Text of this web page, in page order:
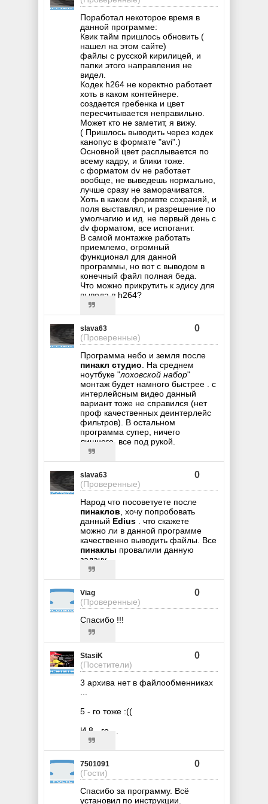
Поработал некоторое время в
данной программе:
Квик тайм пришлось обновить (
нашел на этом сайте)
файлы с русской кирилицей, и
папки этого направления не
видел.
Кодек h264 не коректно работает
хоть в каком контейнере.
создается гребенка и цвет
пересчитывается неправильно.
Может кто не заметит, я вижу.
( Пришлось выводить через кодек
канопус в формате "avi".)
Основной цвет расплывается по
всему кадру, и блики тоже.
с форматом dv не работает
вообще, не выведешь нормально,
лучше сразу не заморачиватся.
Хоть в каком формвте сохраняй, и
поля выставлял, и разрешение по
умолчагию и ид. не первый день с
dv форматом, все испоганит.
В самой монтажке работать
приемлемо, огромный
функционал для данной
программы, но вот с выводом в
конечный файл полная беда.
Что можно прикрутить к эдису для
вывода в h264?
slava63
(Проверенные)
0
Программа небо и земля после
пинакл студио . На среднем
ноутбуке "лоховской набор"
монтаж будет намного быстрее . с
интерлейсным видео данный
вариант тоже не справился (нет
проф качественных деинтерлейс
фильтров). В остальном
программа супер, ничего
лишнего, все под рукой.
slava63
(Проверенные)
0
Народ что посоветуете после
пинаклов , хочу попробовать
данный Edius . что скажете
можно ли в данной программе
качественно выводить файлы. Все
пинаклы провалили данную
задачу.
Viag
(Проверенные)
0
Спасибо !!!
StasiK
(Посетители)
0
3 архива нет в файлообменниках
5 - го тоже :((
И 8 - го ...
7501091
(Гости)
0
Спасибо за программу. Всё
установил по инструкции.